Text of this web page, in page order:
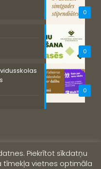
0
0
0
Piekrītot sīkdatņu
tīmekļa vietnes optimāla